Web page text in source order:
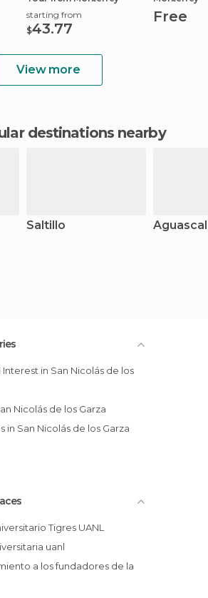
starting from
$43.77
Free
View more
destinations nearby
Saltillo
Nicolás de los Garza
in San Nicolás de los Garza
Tigres UANL
uanl